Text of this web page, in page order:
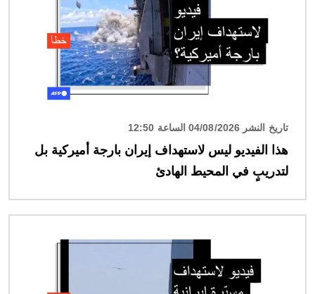
تاريخ النشر 04/08/2026 الساعة 12:50
هذا الفيديو ليس لاستهداف إيران بارجة أميركية بل
لتدريبٍ في المحيط الهادئ